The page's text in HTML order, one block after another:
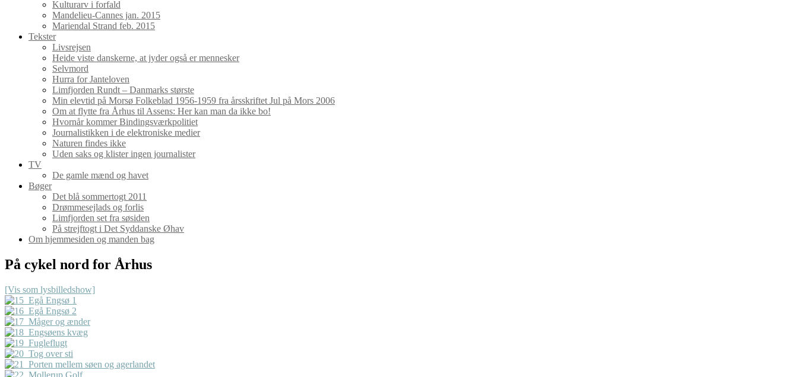
Kulturarv i forfald
Mandelieu-Cannes jan. 2015
Mariendal Strand feb. 2015
Tekster
Livsrejsen
Heide viste danskerne, at jyder også er mennesker
Selvmord
Hurra for Janteloven
Limfjorden Rundt – Danmarks største
Min elevtid på Morsø Folkeblad 1956-1959 fra årsskriftet Jul på Mors 2006
Om at flytte fra Århus til Assens: Her kan man da ikke bo!
Hvornår kommer Bindingsværkpolitiet
Journalistikken i de elektroniske medier
Naturen findes ikke
Uden saks og klister ingen journalister
TV
De gamle mænd og havet
Bøger
Det blå sommertogt 2011
Drømmesejlads og forlis
Limfjorden set fra søsiden
På strejftogt i Det Syddanske Øhav
Om hjemmesiden og manden bag
På cykel nord for Århus
[Vis som lysbilledshow]